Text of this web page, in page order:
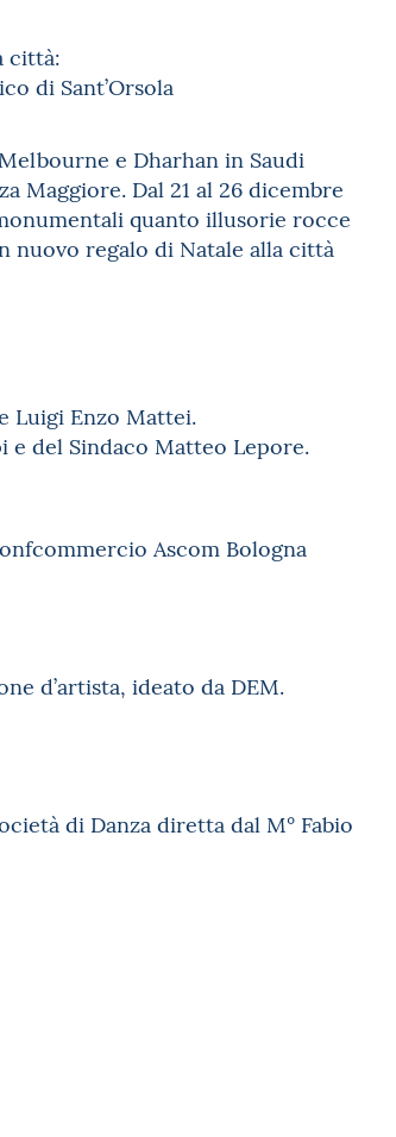
città:
di Sant’Orsola
e Dharhan in Saudi
Maggiore. Dal 21 al 26 dicembre
quanto illusorie rocce
nuovo regalo di Natale alla città
Luigi Enzo Mattei.
e del Sindaco Matteo Lepore.
Ascom Bologna
d’artista, ideato da DEM.
di Danza diretta dal M° Fabio